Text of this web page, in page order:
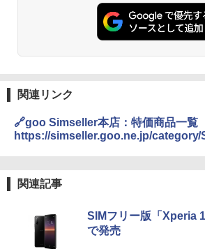
関連リンク
🔗goo Simseller本店：特価商品一覧
https://simseller.goo.ne.jp/category/
関連記事
SIMフリー版「Xperia
で発売